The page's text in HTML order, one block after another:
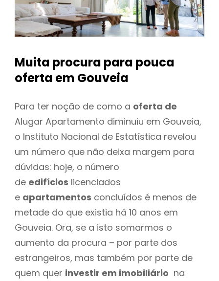
Muita procura para pouca
oferta em Gouveia
Para ter noção de como a oferta de
Alugar Apartamento diminuiu em Gouveia,
o Instituto Nacional de Estatística revelou
um número que não deixa margem para
dúvidas: hoje, o número
de edifícios licenciados
e apartamentos concluídos é menos de
metade do que existia há 10 anos em
Gouveia. Ora, se a isto somarmos o
aumento da procura – por parte dos
estrangeiros, mas também por parte de
quem quer investir em imobiliário na